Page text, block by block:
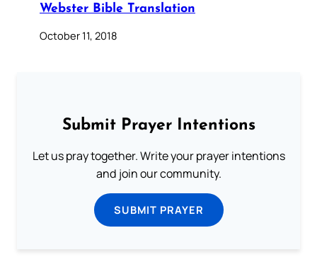
Webster Bible Translation
October 11, 2018
Submit Prayer Intentions
Let us pray together. Write your prayer intentions
and join our community.
SUBMIT PRAYER